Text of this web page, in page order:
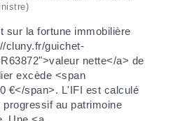
sur la fortune immobilière
cluny.fr/guichet-
nette</a> de
excède <span
€</span>. L'IFI est calculé
au patrimoine